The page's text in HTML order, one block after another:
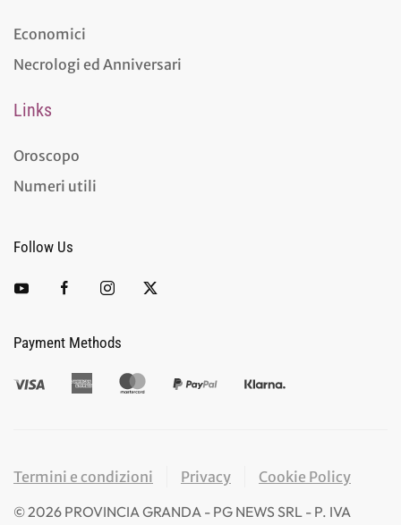
Economici
Necrologi ed Anniversari
Links
Oroscopo
Numeri utili
Follow Us
Payment Methods
Termini e condizioni Privacy
Cookie Policy
©2026 PROVINCIA GRANDA - PG NEWS SRL - P. IVA